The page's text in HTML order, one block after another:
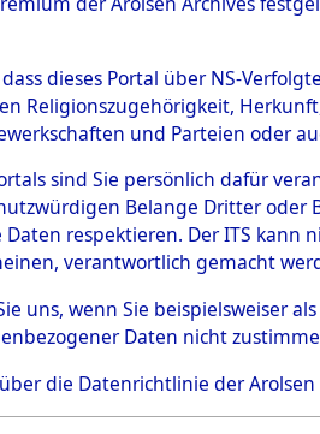
über
US-
dieses Portal über NS-
Religionszugehörigkeit,
und Parteien oder
sind Sie persönlich dafür
Belange Dritter
Daten respektieren. Der ITS
verantwortlich gemacht
uns, wenn Sie beispielsweiser
Daten nicht
die Datenrichtlinie der Arolsen